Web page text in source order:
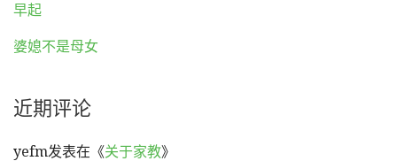
早起
婆媳不是母女
近期评论
yefm发表在《关于家教》